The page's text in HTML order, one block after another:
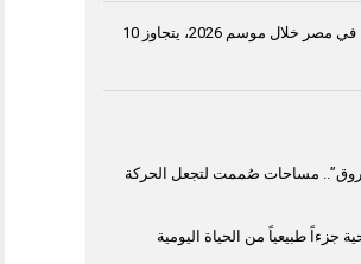
إنتاج القمح في مصر خلال موسم 2026، يتجاوز 10
مساحات صُممت لتجعل الحركة
جزءاً طبيعياً من الحياة اليومية